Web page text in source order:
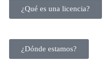
¿Qué es una licencia?
¿Dónde estamos?